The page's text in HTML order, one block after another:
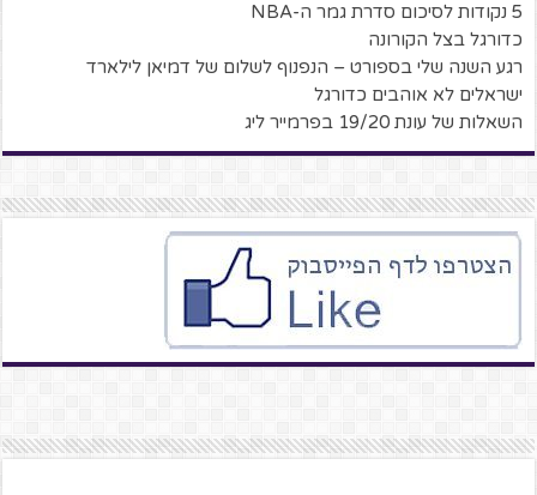
5 נקודות לסיכום סדרת גמר ה-NBA
כדורגל בצל הקורונה
רגע השנה שלי בספורט – הנפנוף לשלום של דמיאן לילארד
ישראלים לא אוהבים כדורגל
השאלות של עונת 19/20 בפרמייר ליג